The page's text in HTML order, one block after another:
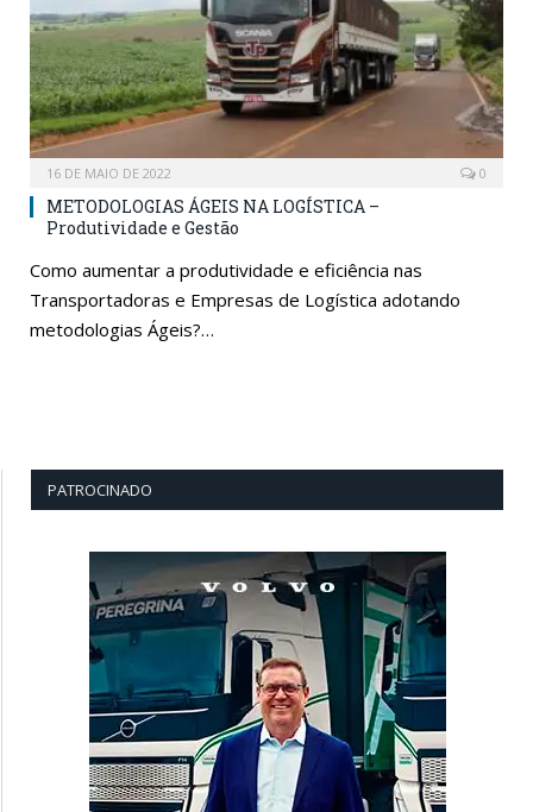
16 DE MAIO DE 2022 0
METODOLOGIAS ÁGEIS NA LOGÍSTICA –
Produtividade e Gestão
Como aumentar a produtividade e eficiência nas
Transportadoras e Empresas de Logística adotando
metodologias Ágeis?…
PATROCINADO